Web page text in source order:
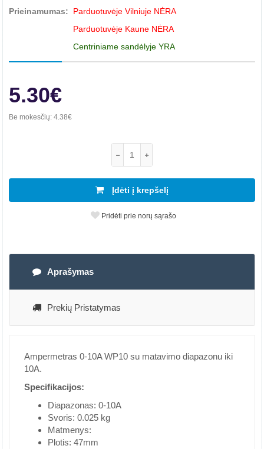
Prieinamumas:
Parduotuvėje Vilniuje NĖRA
Parduotuvėje Kaune NĖRA
Centriniame sandėlyje YRA
5.30€
Be mokesčių: 4.38€
Įdėti į krepšelį
Pridėti prie norų sąrašo
Aprašymas
Prekių Pristatymas
Ampermetras 0-10A WP10 su matavimo diapazonu iki
10A.
Specifikacijos:
Diapazonas: 0-10A
Svoris: 0.025 kg
Matmenys:
Plotis: 47mm